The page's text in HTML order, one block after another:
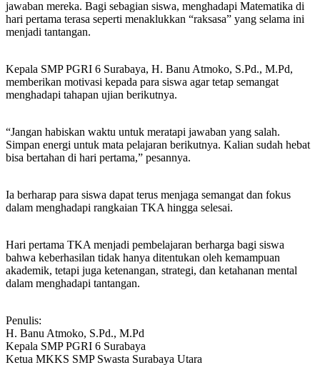
jawaban mereka. Bagi sebagian siswa, menghadapi Matematika di
hari pertama terasa seperti menaklukkan “raksasa” yang selama ini
menjadi tantangan.
Kepala SMP PGRI 6 Surabaya, H. Banu Atmoko, S.Pd., M.Pd,
memberikan motivasi kepada para siswa agar tetap semangat
menghadapi tahapan ujian berikutnya.
“Jangan habiskan waktu untuk meratapi jawaban yang salah.
Simpan energi untuk mata pelajaran berikutnya. Kalian sudah hebat
bisa bertahan di hari pertama,” pesannya.
Ia berharap para siswa dapat terus menjaga semangat dan fokus
dalam menghadapi rangkaian TKA hingga selesai.
Hari pertama TKA menjadi pembelajaran berharga bagi siswa
bahwa keberhasilan tidak hanya ditentukan oleh kemampuan
akademik, tetapi juga ketenangan, strategi, dan ketahanan mental
dalam menghadapi tantangan.
Penulis:
H. Banu Atmoko, S.Pd., M.Pd
Kepala SMP PGRI 6 Surabaya
Ketua MKKS SMP Swasta Surabaya Utara